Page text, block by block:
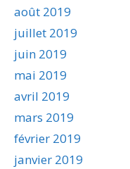
août 2019
juillet 2019
juin 2019
mai 2019
avril 2019
mars 2019
février 2019
janvier 2019